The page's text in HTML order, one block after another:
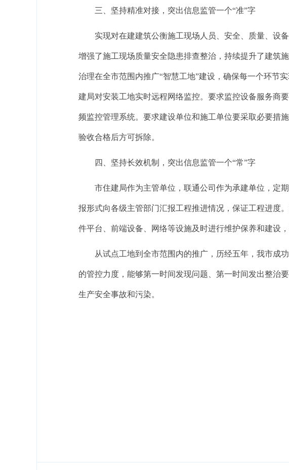
三、坚持精准对接，突出信息监管一个“准”字
实现对在建建筑公衡施工现场人员、安全、质量、设
增强了施工现场质量安全隐患排查整治，持续提升了建筑
治理在全市范围内推广“智慧工地”建设，确保每一个环节
建局对安装工地实时远程网络监控。要求监控设备服务商
频监控管理系统。 要求建设单位和施工单位要采取必要措
验收合格后方可拆除。
四、坚持长效机制，突出信息监管一个“常”字
市住建局作为主管单位， 联通公司作为承建单位，定
报形式向各级主管部门汇报工程推进情况 ，保证工程进度
件平台、前端设备、网络等设施及时进行维护保养和建设
从试点工地到全市范围内的推广，历经五年，我市成
的管控力度，能够第一时间发现问题、第一时间发出整治
生产安全事故和污染。